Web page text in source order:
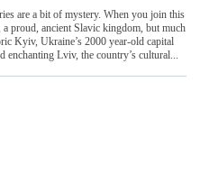
are a bit of mystery. When you join this
proud, ancient Slavic kingdom, but much
Kyiv, Ukraine’s 2000 year-old capital
enchanting Lviv, the country’s cultural...